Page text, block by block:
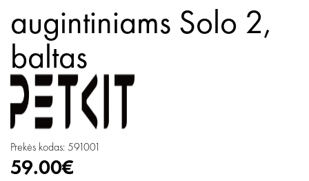
augintiniams Solo 2,
baltas
Prekės kodas: 591001
59.00€